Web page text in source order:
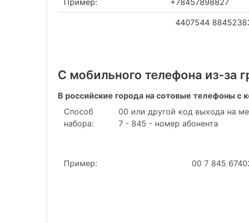
4407544
С мобильного телефона из-за
В российские города на сотовые телефоны с
Способ
набора:
00 или другой код выхода на
7 - 845 - номер абонента
Пример: 00 7 845